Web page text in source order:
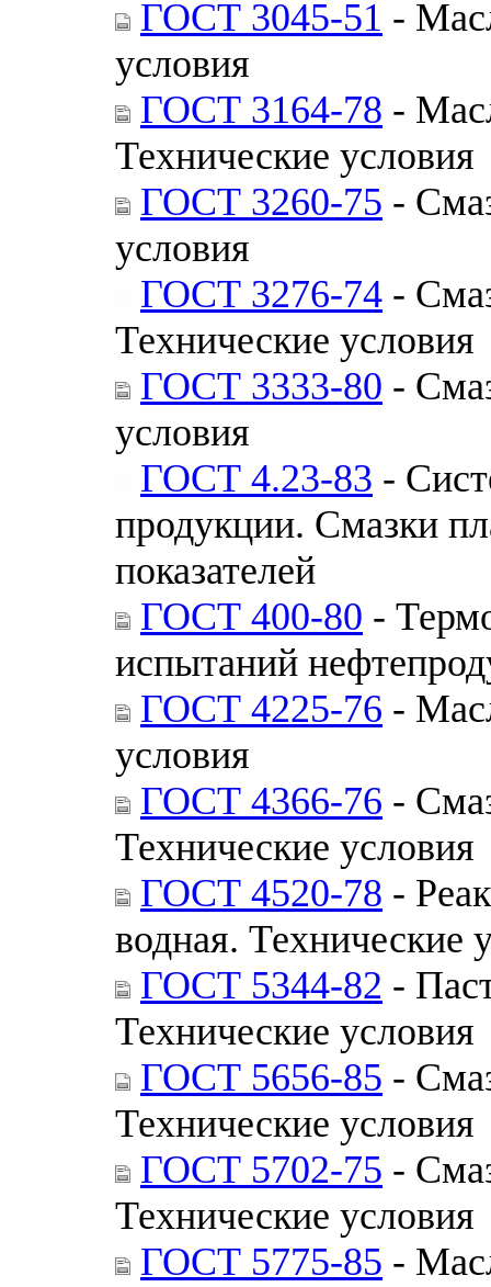
ГОСТ 3045-51 -
условия
ГОСТ 3164-78 -
Технические условия
ГОСТ 3260-75 -
условия
ГОСТ 3276-74 -
Технические условия
ГОСТ 3333-80 -
условия
ГОСТ 4.23-83 -
продукции. Смазки
показателей
ГОСТ 400-80 -
испытаний
ГОСТ 4225-76 -
условия
ГОСТ 4366-76 -
Технические условия
ГОСТ 4520-78 -
водная. Технические
ГОСТ 5344-82 -
Технические условия
ГОСТ 5656-85 -
Технические условия
ГОСТ 5702-75 -
Технические условия
ГОСТ 5775-85 -